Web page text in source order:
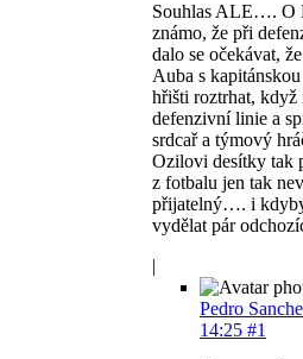
Souhlas ALE…. O
známo, že při
dalo se očekávat,
Auba s
hřišti roztrhat, když
defenzivní linie a
srdcař a týmový
Ozilovi desítky tak
z fotbalu jen tak
přijatelný…. i
vydělat pár
|
Pedro
14:25 #1